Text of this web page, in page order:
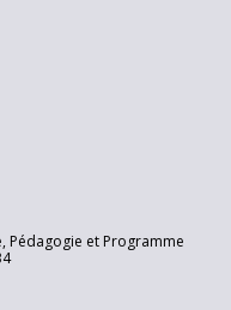
Pédagogie et Programme